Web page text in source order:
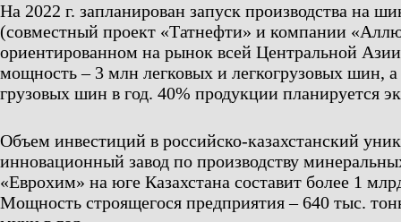
На 2022 г. запланирован запуск производства на
(совместный проект «Татнефти» и компании
ориентированном на рынок всей Центральной
мощность – 3 млн легковых и легкогрузовых шин,
грузовых шин в год. 40% продукции планируется
Объем инвестиций в российско-казахстанский
инновационный завод по производству
«Еврохим» на юге Казахстана составит более 1
Мощность строящегося предприятия – 640 тыс.